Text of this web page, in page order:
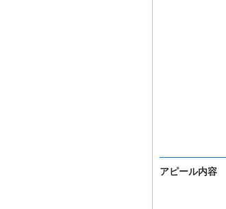
アピール内容